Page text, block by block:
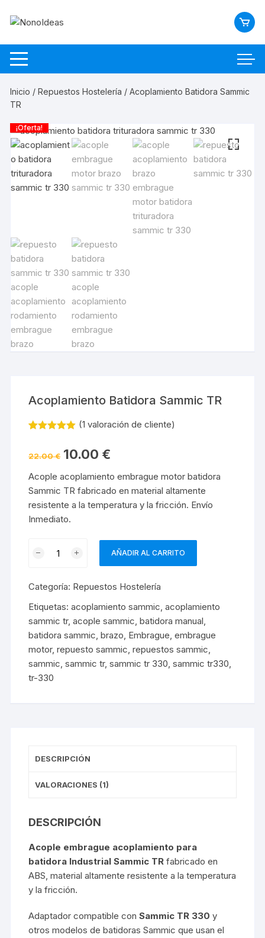
Inicio /Repuestos Hostelería / Acoplamiento Batidora Sammic
TR
¡Oferta!
Acoplamiento Batidora Sammic TR
5 basado
puntuación
de cliente
(1 valoración de cliente)
22.00€ 10.00 €
Acople acoplamiento embrague motor batidora
Sammic TR fabricado en material altamente
resistente a la temperatura y la fricción. Envío
Inmediato.
Batidora
TR
cantidad
AÑADIR AL CARRITO
Categoría: Repuestos Hostelería
Etiquetas:acoplamiento sammic,acoplamiento
sammic tr,acople sammic,batidora manual,
batidora sammic,brazo, Embrague,embrague
motor,repuesto sammic,repuestos sammic,
sammic,sammic tr,sammic tr 330,sammic tr330,
tr-330
DESCRIPCIÓN
VALORACIONES (1)
DESCRIPCIÓN
Acople embrague acoplamiento para
batidora Industrial Sammic TR fabricado en
ABS, material altamente resistente a la temperatura
y la fricción.
Adaptador compatible conSammic TR 330 y
otros modelos de batidoras Sammic que usan el